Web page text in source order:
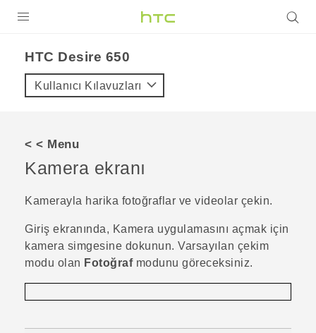
VIVE
VIVERSE
DESTEK
HTC Desire 650‎
Kullanıcı Kılavuzları
< < Menu
Kamera ekranı
Kamerayla harika fotoğraflar ve videolar çekin.
Giriş ekranında, Kamera uygulamasını açmak için
kamera simgesine dokunun. Varsayılan çekim
modu olan Fotoğrafmodunu göreceksiniz.